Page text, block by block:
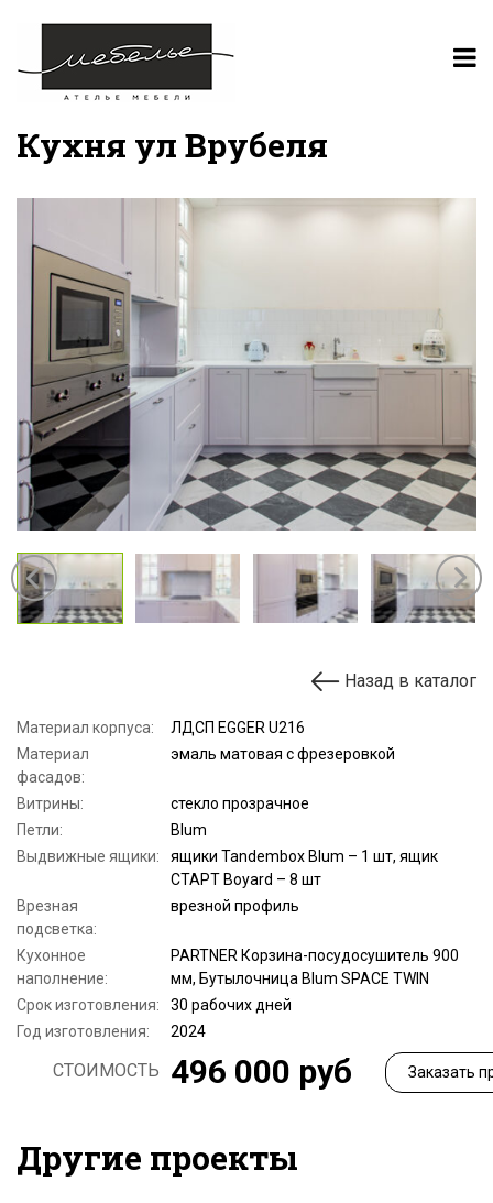
Кухня ул Врубеля
Назад в каталог
Материал корпуса:
ЛДСП EGGER U216
Материал
фасадов:
эмаль матовая с фрезеровкой
Витрины:
стекло прозрачное
Петли:
Blum
Выдвижные ящики:
ящики Tandembox Blum – 1 шт, ящик
СТАРТ Boyard – 8 шт
Врезная
подсветка:
врезной профиль
Кухонное
наполнение:
PARTNER Корзина-посудосушитель 900
мм, Бутылочница Blum SPACE TWIN
Срок изготовления:
30 рабочих дней
Год изготовления:
2024
СТОИМОСТЬ 496 000 руб Заказать
Другие проекты